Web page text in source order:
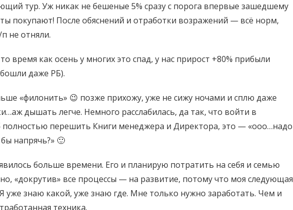
тур. Уж никак не бешеные 5% сразу с порога впервые зашедшему
покупают! После обяснений и отработки возражений — всё норм,
не отняли.
время как осень у многих это спад, у нас прирост +80% прибыли
даже РБ).
«филонить» 😉 позже прихожу, уже не сижу ночами и сплю даже
дышать легче. Немного расслабилась, да так, что войти в
перешить Книги менеджера и Директора, это — «ооо…надо
напрячь?» 🙂
больше времени. Его и планирую потратить на себя и семью
«докрутив» все процессы — на развитие, потому что моя следующая
уже знаю какой, уже знаю где. Мне только нужно заработать. Чем и
техника.